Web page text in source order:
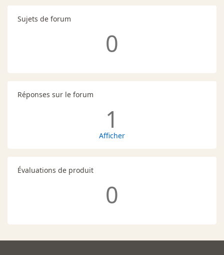
Sujets de forum
0
Réponses sur le forum
1
Afficher
Évaluations de produit
0